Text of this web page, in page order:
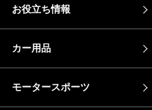
お役立ち情報
カー用品
モータースポーツ